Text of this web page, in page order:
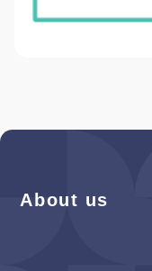
About us